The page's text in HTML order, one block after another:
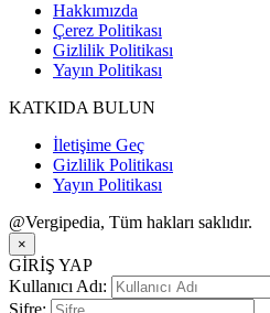
Hakkımızda
Çerez Politikası
Gizlilik Politikası
Yayın Politikası
KATKIDA BULUN
İletişime Geç
Gizlilik Politikası
Yayın Politikası
@Vergipedia, Tüm hakları saklıdır.
×
GİRİŞ YAP
Kullanıcı Adı: